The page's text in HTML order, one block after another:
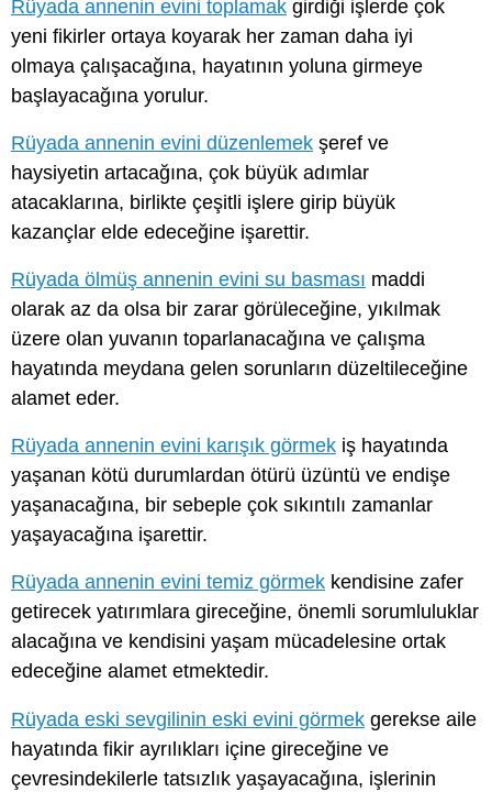
Rüyada annenin evini toplamak girdiği işlerde çok
yeni fikirler ortaya koyarak her zaman daha iyi
olmaya çalışacağına, hayatının yoluna girmeye
başlayacağına yorulur.
Rüyada annenin evini düzenlemek şeref ve
haysiyetin artacağına, çok büyük adımlar
atacaklarına, birlikte çeşitli işlere girip büyük
kazançlar elde edeceğine işarettir.
Rüyada ölmüş annenin evini su basması maddi
olarak az da olsa bir zarar görüleceğine, yıkılmak
üzere olan yuvanın toparlanacağına ve çalışma
hayatında meydana gelen sorunların düzeltileceğine
alamet eder.
Rüyada annenin evini karışık görmek iş hayatında
yaşanan kötü durumlardan ötürü üzüntü ve endişe
yaşanacağına, bir sebeple çok sıkıntılı zamanlar
yaşayacağına işarettir.
Rüyada annenin evini temiz görmek kendisine zafer
getirecek yatırımlara gireceğine, önemli sorumluluklar
alacağına ve kendisini yaşam mücadelesine ortak
edeceğine alamet etmektedir.
Rüyada eski sevgilinin eski evini görmek gerekse aile
hayatında fikir ayrılıkları içine gireceğine ve
çevresindekilerle tatsızlık yaşayacağına, işlerinin